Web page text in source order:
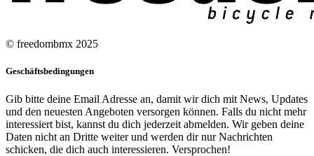
© freedombmx 2025
Geschäftsbedingungen
Gib bitte deine Email Adresse an, damit wir dich mit News, Updates
und den neuesten Angeboten versorgen können. Falls du nicht mehr
interessiert bist, kannst du dich jederzeit abmelden. Wir geben deine
Daten nicht an Dritte weiter und werden dir nur Nachrichten
schicken, die dich auch interessieren. Versprochen!